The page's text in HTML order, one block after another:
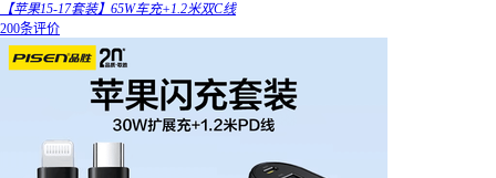
【苹果15-17套装】65W车充+1.2米双C线
200条评价